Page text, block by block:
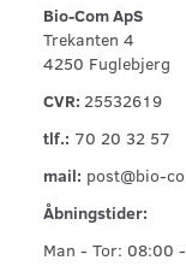
Bio-Com ApS
Trekanten 4
4250 Fuglebjerg
CVR: 25532619
tlf.: 70 20 32 57
mail: post@bio-
Åbningstider:
Man - Tor: 08:00